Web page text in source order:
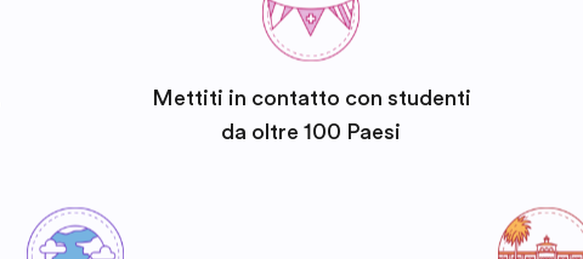
Mettiti in contatto con studenti
da oltre 100 Paesi